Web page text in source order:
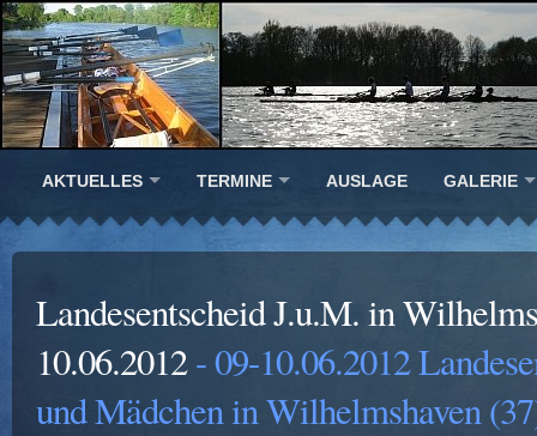
AKTUELLES TERMINE AUSLAGE GALERIE
Landesentscheid J.u.M. in
10.06.2012- 09-10.06.2012
und Mädchen in Wilhelmshaven